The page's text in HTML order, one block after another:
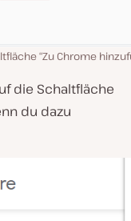
“Zu Chrome
die Schaltfläche
du dazu